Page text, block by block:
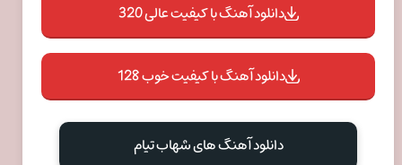
دانلود آهنگ با کیفیت عالی 320
دانلود آهنگ با کیفیت خوب 128
دانلود آهنگ های شهاب تیام